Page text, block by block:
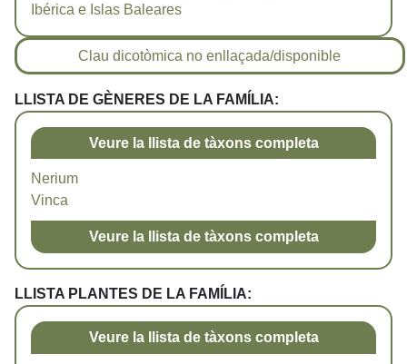
Ibérica e Islas Baleares
Clau dicotòmica no enllaçada/disponible
LLISTA DE GÈNERES DE LA FAMÍLIA:
Veure la llista de tàxons completa
Nerium
Vinca
Veure la llista de tàxons completa
LLISTA PLANTES DE LA FAMÍLIA:
Veure la llista de tàxons completa